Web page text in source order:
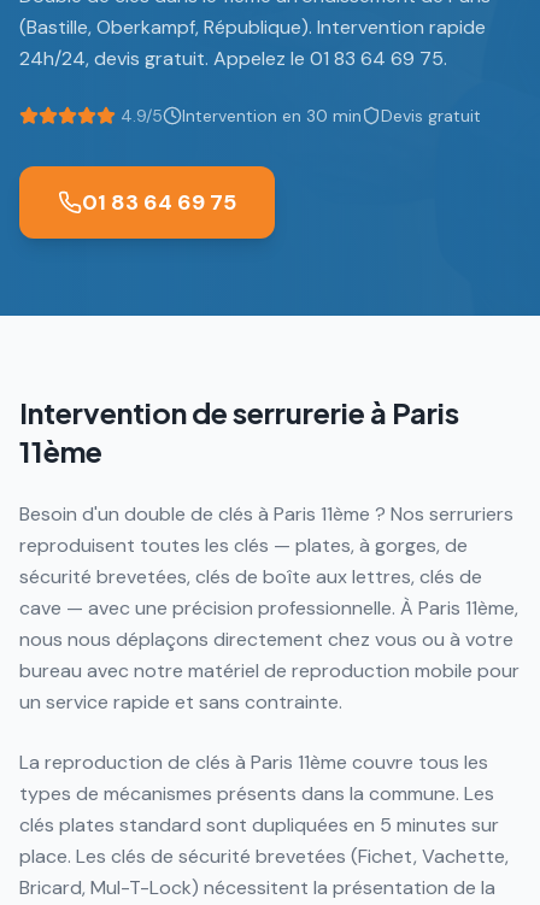
(Bastille, Oberkampf, République). Intervention rapide
24h/24, devis gratuit. Appelez le 01 83 64 69 75.
4.9/5 Intervention en 30 min Devis gratuit
01 83 64 69 75
Intervention de serrurerie à Paris
11ème
Besoin d'un double de clés à Paris 11ème ? Nos serruriers
reproduisent toutes les clés — plates, à gorges, de
sécurité brevetées, clés de boîte aux lettres, clés de
cave — avec une précision professionnelle. À Paris 11ème,
nous nous déplaçons directement chez vous ou à votre
bureau avec notre matériel de reproduction mobile pour
un service rapide et sans contrainte.
La reproduction de clés à Paris 11ème couvre tous les
types de mécanismes présents dans la commune. Les
clés plates standard sont dupliquées en 5 minutes sur
place. Les clés de sécurité brevetées (Fichet, Vachette,
Bricard, Mul-T-Lock) nécessitent la présentation de la